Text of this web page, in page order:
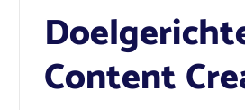
Content